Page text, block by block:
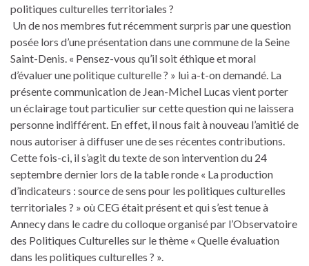
politiques culturelles territoriales ?
Un de nos membres fut récemment surpris par une question
posée lors d’une présentation dans une commune de la Seine
Saint-Denis. « Pensez-vous qu’il soit éthique et moral
d’évaluer une politique culturelle ? » lui a-t-on demandé. La
présente communication de Jean-Michel Lucas vient porter
un éclairage tout particulier sur cette question qui ne laissera
personne indifférent. En effet, il nous fait à nouveau l’amitié de
nous autoriser à diffuser une de ses récentes contributions.
Cette fois-ci, il s’agit du texte de son intervention du 24
septembre dernier lors de la table ronde « La production
d’indicateurs : source de sens pour les politiques culturelles
territoriales ? » où CEG était présent et qui s’est tenue à
Annecy dans le cadre du colloque organisé par l’Observatoire
des Politiques Culturelles sur le thème « Quelle évaluation
dans les politiques culturelles ? ».